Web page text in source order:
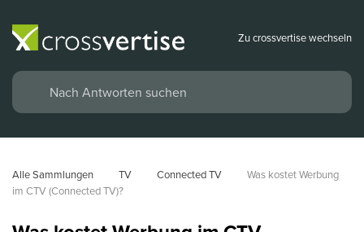
Zu crossvertise wechseln
Alle Sammlungen TV Connected TV
Was kostet Werbung
im CTV (Connected TV)?